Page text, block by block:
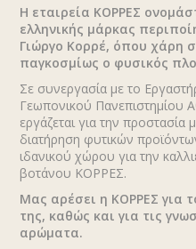
EN
Η εταιρεία ΚΟΡΡΕΣ
ελληνικής μάρκας
Γιώργο Κορρέ, όπου χάρη
παγκοσμίως ο φυσικός
Σε συνεργασία με το
Γεωπονικού Πανεπιστημίου
εργάζεται για την
διατήρηση φυτικών
ιδανικού χώρου για την
βοτάνου ΚΟΡΡΕΣ.
Μας αρέσει η ΚΟΡΡΕΣ για
της, καθώς και για τις
αρώματα.